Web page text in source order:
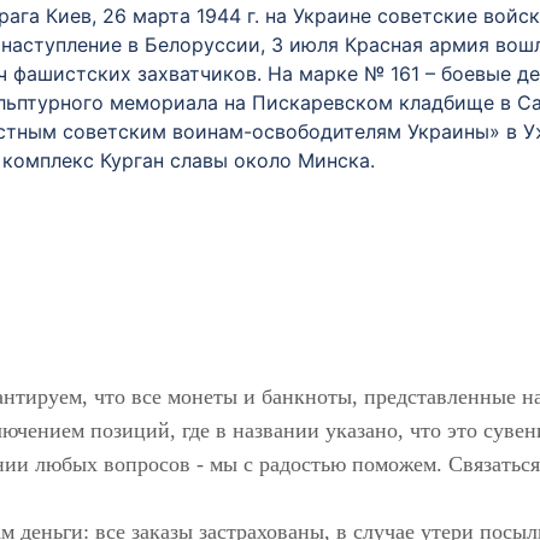
Киев, 26 марта 1944 г. на Украине советские
в Белоруссии, 3 июля Красная армия
фашистских захватчиков. На марке № 161 – боевые
мемориала на Пискаревском кладбище в
советским воинам-освободителям Украины» в
Курган славы около Минска.
что все монеты и банкноты, представленные
позиций, где в названии указано, что это
любых вопросов - мы с радостью поможем.
все заказы застрахованы, в случае утери